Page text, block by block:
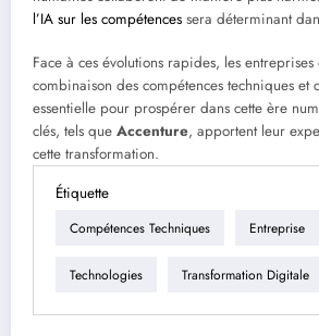
l’IA sur les compétences sera déterminant
Face à ces évolutions rapides, les entreprises
combinaison des compétences techniques et
essentielle pour prospérer dans cette ère
clés, tels que Accenture, apportent leur
cette transformation.
Étiquette
Compétences Techniques Entreprise
Technologies Transformation Digitale